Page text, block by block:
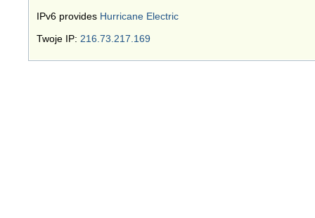
IPv6 provides Hurricane Electric
Twoje IP: 216.73.217.169